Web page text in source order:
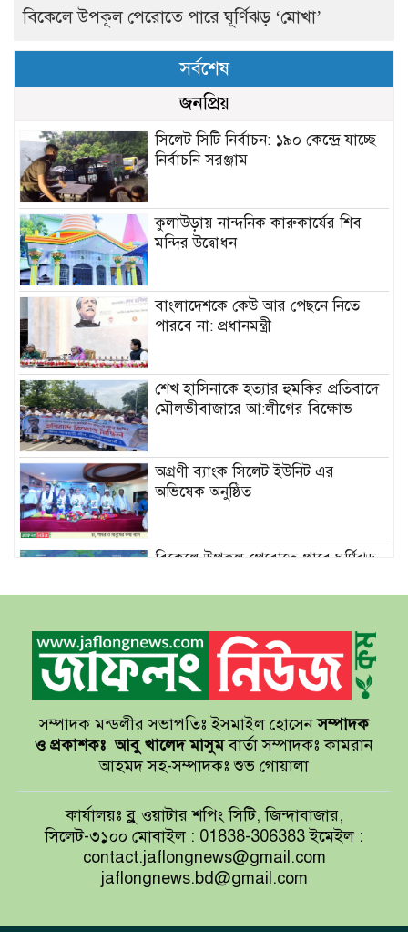
বিকেলে উপকূল পেরোতে পারে ঘূর্ণিঝড় ‘মোখা’
সর্বশেষ
জনপ্রিয়
সিলেট সিটি নির্বাচন: ১৯০ কেন্দ্রে যাচ্ছে
নির্বাচনি সরঞ্জাম
কুলাউড়ায় নান্দনিক কারুকার্যের শিব
মন্দির উদ্বোধন
বাংলাদেশকে কেউ আর পেছনে নিতে
পারবে না: প্রধানমন্ত্রী
শেখ হাসিনাকে হত্যার হুমকির প্রতিবাদে
মৌলভীবাজারে আ:লীগের বিক্ষোভ
অগ্রণী ব্যাংক সিলেট ইউনিট এর
অভিষেক অনুষ্ঠিত
বিকেলে উপকূল পেরোতে পারে ঘূর্ণিঝড়
সেন্টমার্টিনের সব হোটেল-মোটেল-
রিসোর্টকে আশ্রয়কেন্দ্র ঘোষণা
বাখমুত পুনরুদ্ধারের দাবি ইউক্রেনের
আয়ারল্যান্ডের রানের পাহাড় টপকে
টাইগারদের জয়
সুখবর দিলেন জয়া আহসান
সম্পাদক মন্ডলীর সভাপতিঃ ইসমাইল হোসেনসম্পাদক
ও প্রকাশকঃ আবু খালেদ মাসুমবার্তা সম্পাদকঃ কামরান
আহমদ সহ-সম্পাদকঃ শুভ গোয়ালা
কার্যালয়ঃ ব্লু ওয়াটার শপিং সিটি, জিন্দাবাজার,
সিলেট-৩১০০ মোবাইল : 01838-306383 ইমেইল :
contact.jaflongnews@gmail.com
jaflongnews.bd@gmail.com